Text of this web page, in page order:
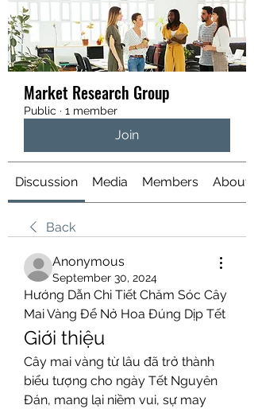
Market Research Group
Public · 1 member
Join
Discussion Media Members About
Back
Anonymous
September 30, 2024
Hướng Dẫn Chi Tiết Chăm Sóc Cây
Mai Vàng Để Nở Hoa Đúng Dịp Tết
Giới thiệu
Cây mai vàng từ lâu đã trở thành
biểu tượng cho ngày Tết Nguyên
Đán, mang lại niềm vui, sự may